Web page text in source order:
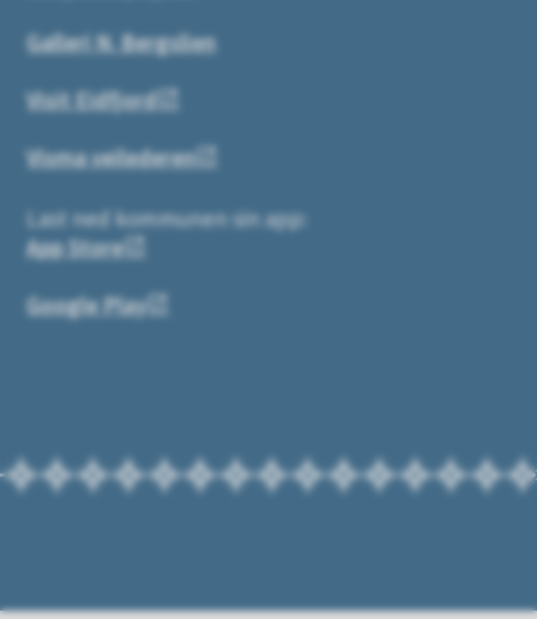
Galleri N. Bergslien
Visit Eidfjord
Visma veilederen
Last ned kommunen sin app:
App Store
Google Play